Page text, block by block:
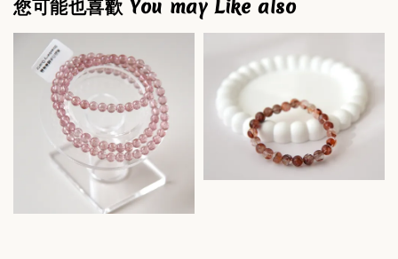
您可能也喜歡 You may Like also